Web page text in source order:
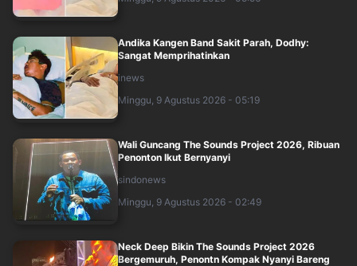
Andika Kangen Band Sakit Parah, Dodhy:
Sangat Memprihatinkan
inews
Minggu, 9 Agustus 2026 - 05:19
Wali Guncang The Sounds Project 2026, Ribuan
Penonton Ikut Bernyanyi
sindonews
Minggu, 9 Agustus 2026 - 02:49
Neck Deep Bikin The Sounds Project 2026
Bergemuruh, Penontn Kompak Nyanyi Bareng